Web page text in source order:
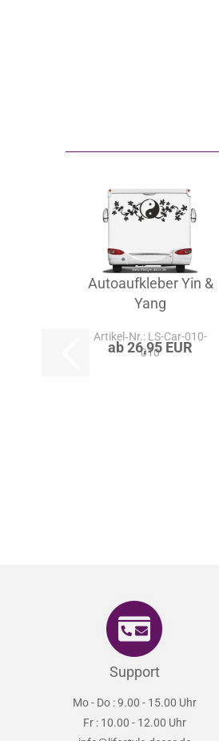
Autoaufkleber Yin &
Yang
Artikel‑Nr.: LS-Car-010-
010
ab 26,95 EUR
Support
Mo - Do : 9.00 - 15.00 Uhr
Fr : 10.00 - 12.00 Uhr